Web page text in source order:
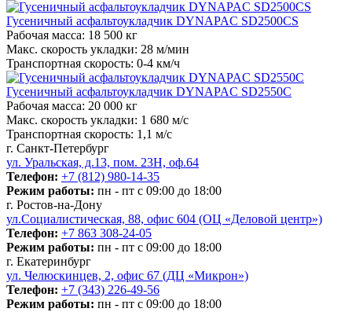
Гусеничный асфальтоукладчик DYNAPAC SD2500CS
Рабочая масса: 18 500 кг
Макс. скорость укладки: 28 м/мин
Транспортная скорость: 0-4 км/ч
Гусеничный асфальтоукладчик DYNAPAC SD2550C
Рабочая масса: 20 000 кг
Макс. скорость укладки: 1 680 м/с
Транспортная скорость: 1,1 м/с
г. Санкт-Петербург
ул. Уральская, д.13, пом. 23Н, оф.64
Телефон: +7 (812) 980-14-35
Режим работы: пн - пт с 09:00 до 18:00
г. Ростов-на-Дону
ул.Социалистическая, 88, офис 604 (ОЦ «Деловой центр»)
Телефон: +7 863 308-24-05
Режим работы: пн - пт с 09:00 до 18:00
г. Екатеринбург
ул. Челюскинцев, 2, офис 67 (ДЦ «Микрон»)
Телефон: +7 (343) 226-49-56
Режим работы: пн - пт с 09:00 до 18:00